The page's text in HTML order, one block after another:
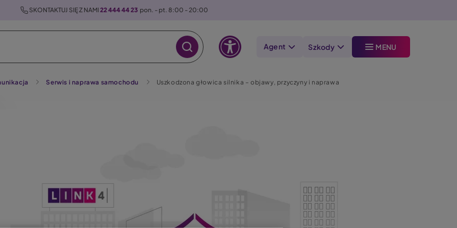
SKONTAKTUJ SIĘ Z NAMI 22 444 44 23 pon. - pt. 8:00 - 20:00
Agent Szkody MENU
Serwis i naprawa samochodu Uszkodzona głowica silnika – objawy, przyczyny i naprawa